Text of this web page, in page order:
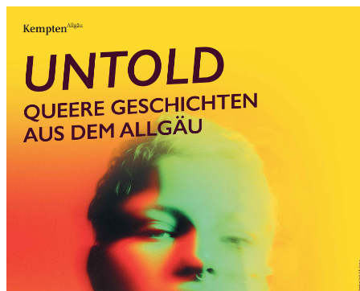
0831 - das Kemptener